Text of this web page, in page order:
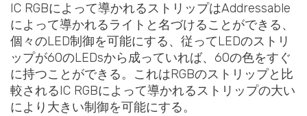
IC RGBによって導かれるストリップはAddressable
によって導かれるライトと名づけることができる、
個々のLED制御を可能にする、従ってLEDのストリ
ップが60のLEDsから成っていれば、60の色をすぐ
に持つことができる。これはRGBのストリップと比
較されるIC RGBによって導かれるストリップの大い
により大きい制御を可能にする。